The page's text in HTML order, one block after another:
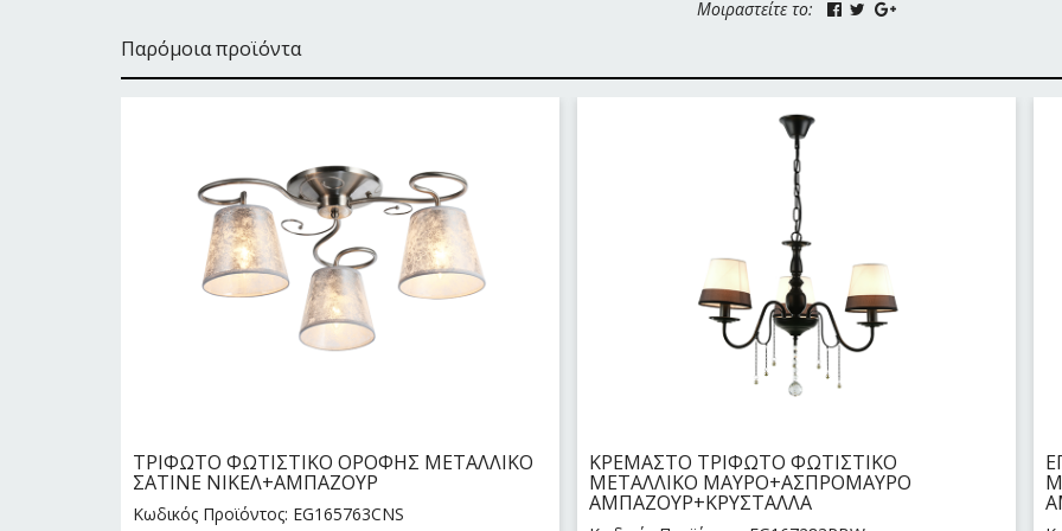
Μοιραστείτε το:
Παρόμοια προϊόντα
ΤΡΙΦΩΤΟ ΦΩΤΙΣΤΙΚΟ ΟΡΟΦΗΣ ΜΕΤΑΛΛΙΚΟ
ΣΑΤΙΝΕ ΝΙΚΕΛ+ΑΜΠΑΖΟΥΡ
Κωδικός Προϊόντος: EG165763CNS
ΚΡΕΜΑΣΤΟ ΤΡΙΦΩΤΟ ΦΩΤΙΣΤΙΚΟ
ΜΕΤΑΛΛΙΚΟ ΜΑΥΡΟ+ΑΣΠΡΟΜΑΥΡΟ
ΑΜΠΑΖΟΥΡ+ΚΡΥΣΤΑΛΛΑ